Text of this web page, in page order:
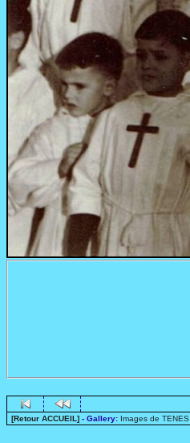
[Retour ACCUEIL] - Gallery: Images de TENES